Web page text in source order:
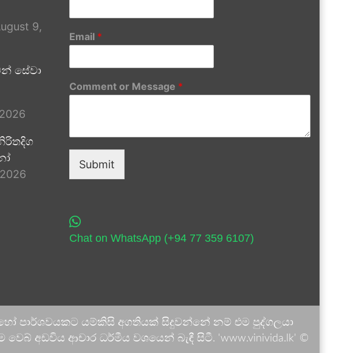
9,
සේවා
Email *
Comment or Message *
Submit
Chat on WhatsApp (+94 77 359 6107)
පාර්ශවයකට යම්කිසි අගතියක් සිදුවන්නේ නම් එම පුද්ගලයා
අඩවිය ආචාර ධර්මීය වශයෙන් බැඳී සිටී. 'www.vinivida.lk' ©